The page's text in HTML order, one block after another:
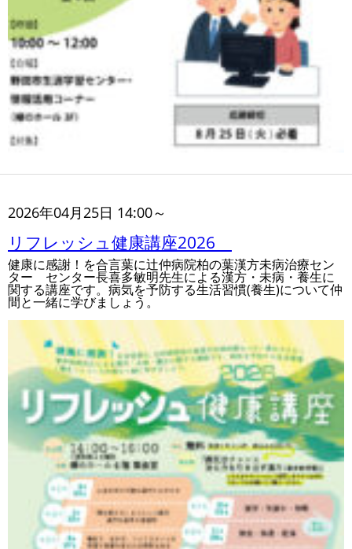
2026年04月25日 14:00～
リフレッシュ健康講座2026
健康に感謝！を合言葉に辻仲病院柏の葉漢方未病治療セン
ター センター長喜多敏明先生による漢方・未病・養生に
関する講座です。病気を予防する生活習慣(養生)について仲
間と一緒に学びましょう。